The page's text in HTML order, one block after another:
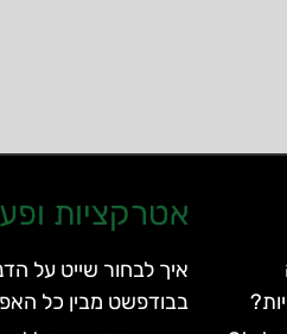
אטרקציות
איך לבחור שייט על
בבודפשט מבין כל